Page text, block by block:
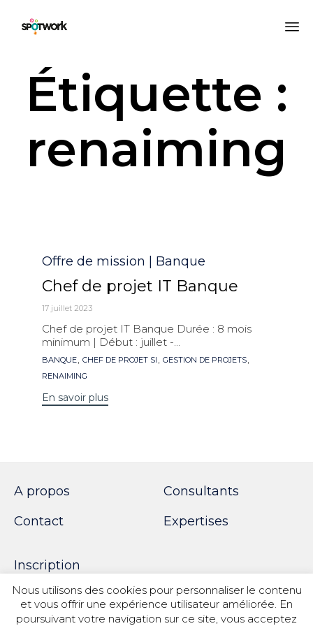
Étiquette :
renaiming
Catégorie
Offre de mission | Banque
Chef de projet IT Banque
17 juillet 2023
Chef de projet IT Banque Durée : 8 mois
minimum | Début : juillet -...
Mots
clés
BANQUE, CHEF DE PROJET SI , GESTION DE PROJETS,
RENAIMING
En savoir plus
A propos
Contact
Consultants
Expertises
Inscription
© 2018 SPOTWORK
Nous utilisons des cookies pour personnaliser le contenu
et vous offrir une expérience utilisateur améliorée. En
poursuivant votre navigation sur ce site, vous acceptez